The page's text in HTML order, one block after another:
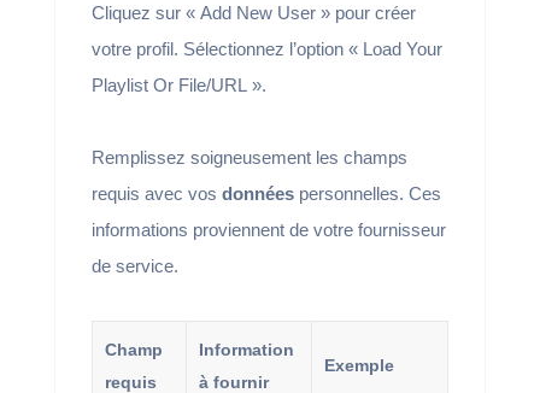
Cliquez sur « Add New User » pour créer
votre profil. Sélectionnez l’option « Load Your
Playlist Or File/URL ».
Remplissez soigneusement les champs
requis avec vos donnéespersonnelles. Ces
informations proviennent de votre fournisseur
de service.
Champ
requis
Information
à fournir
Exemple